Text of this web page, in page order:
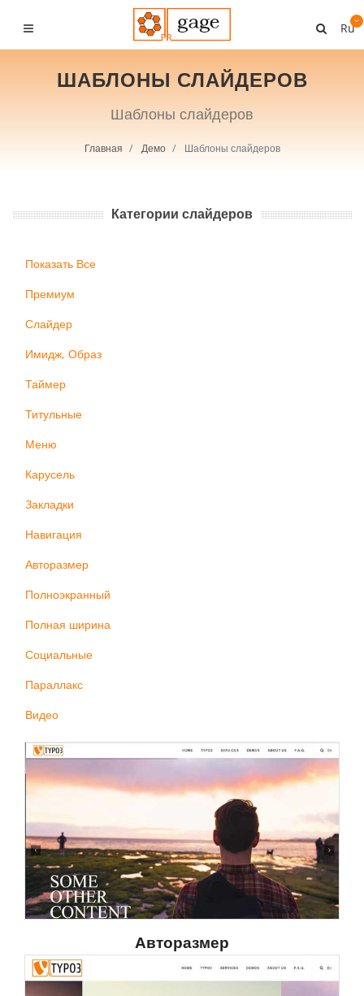
Ru
ШАБЛОНЫ СЛАЙДЕРОВ
Шаблоны слайдеров
Главная Демо Шаблоны слайдеров
Категории слайдеров
Показать Все
Премиум
Слайдер
Имидж, Образ
Таймер
Титульные
Меню
Карусель
Закладки
Навигация
Авторазмер
Полноэкранный
Полная ширина
Социальные
Параллакс
Видео
Авторазмер